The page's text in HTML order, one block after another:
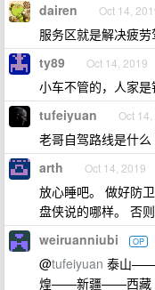
dairen Oct 14,
服务区就是解决疲
ty89 Oct 14, 2019
小车不管的，人家
tufeiyuan Oct
老哥自驾路线是什么
arth Oct 14, 2019
放心睡吧。 做好防
盘侠说的哪样。 否
weiruanniubi OP
@tufeiyuan 泰山
煌——新疆——西藏